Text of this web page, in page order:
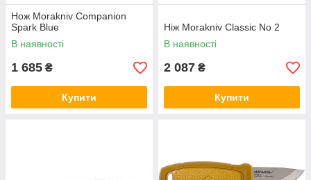
Нож Morakniv Companion
Spark Blue
В наявності
1 685 ₴
Купити
Ніж Morakniv Classic No 2
В наявності
2 087 ₴
Купити